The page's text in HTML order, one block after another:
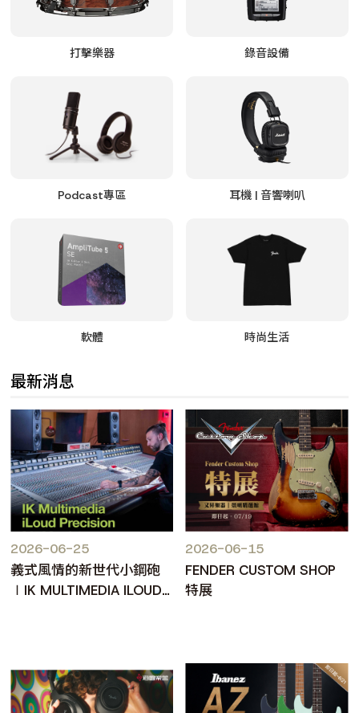
打擊樂器 錄音設備
Podcast專區 耳機 | 音響喇叭
軟體 時尚生活
最新消息
2026-06-25
義式風情的新世代小鋼砲
∣IK MULTIMEDIA ILOUD
2026-06-15
FENDER CUSTOM SHOP
特展